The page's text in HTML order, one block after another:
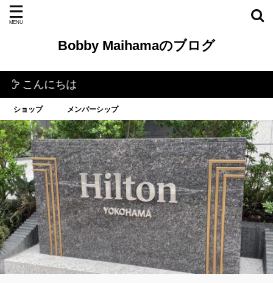
Bobby Maihamaのブログ
にちは
ショップ メンバーシップ